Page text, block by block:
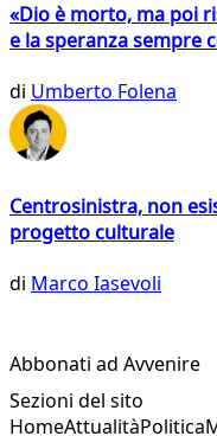
«Dio è morto, ma poi
e la speranza sempre
di Umberto Folena
Centrosinistra, non
progetto culturale
di Marco Iasevoli
Abbonati ad Avvenire
Sezioni del sito
HomeAttualitàPolitica